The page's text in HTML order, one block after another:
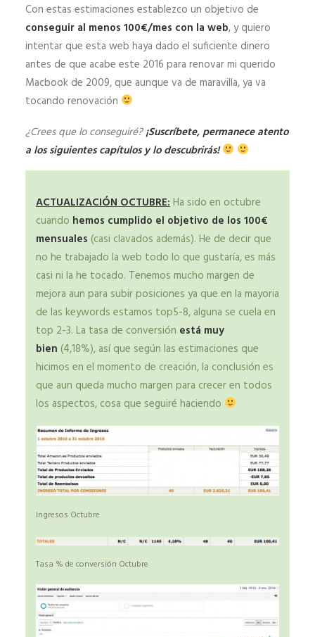
Con estas estimaciones establezco un objetivo de
conseguir al menos 100€/mes con la web, y quiero
intentar que esta web haya dado el suficiente dinero
antes de que acabe este 2016 para renovar mi querido
Macbook de 2009, que aunque va de maravilla, ya va
tocando renovación
¿Crees que lo conseguiré?¡Suscríbete, permanece atento
a los siguientes capítulos y lo descubrirás!
ACTUALIZACIÓN OCTUBRE: Ha sido en octubre
cuando hemos cumplido el objetivo de los 100€
mensuales (casi clavados además). He de decir que
no he trabajado la web todo lo que gustaría, es más
casi ni la he tocado. Tenemos mucho margen de
mejora aun para subir posiciones ya que en la mayoria
de las keywords estamos top5-8, alguna se cuela en
top 2-3. La tasa de conversión está muy
bien (4,18%), así que según las estimaciones que
hicimos en el momento de creación, la conclusión es
que aun queda mucho margen para crecer en todos
los aspectos, cosa que seguiré haciendo
Ingresos Octubre
Tasa % de conversión Octubre